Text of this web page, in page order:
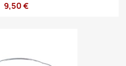
9,50 €